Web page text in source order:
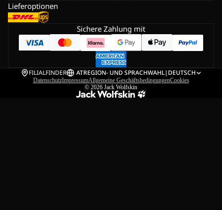
Lieferoptionen
Sichere Zahlung mit
FILIALFINDER ATREGION- UND SPRACHWAHL| DEUTSCH
DatenschutzImpressumAllgemeine GeschäftsbedingungenCookies
© 2026 Jack Wolfskin